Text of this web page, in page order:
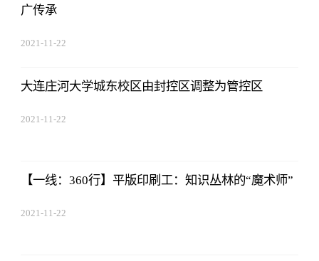
广传承
2021-11-22
大连庄河大学城东校区由封控区调整为管控区
2021-11-22
【一线：360行】平版印刷工：知识丛林的“魔术师”
2021-11-22